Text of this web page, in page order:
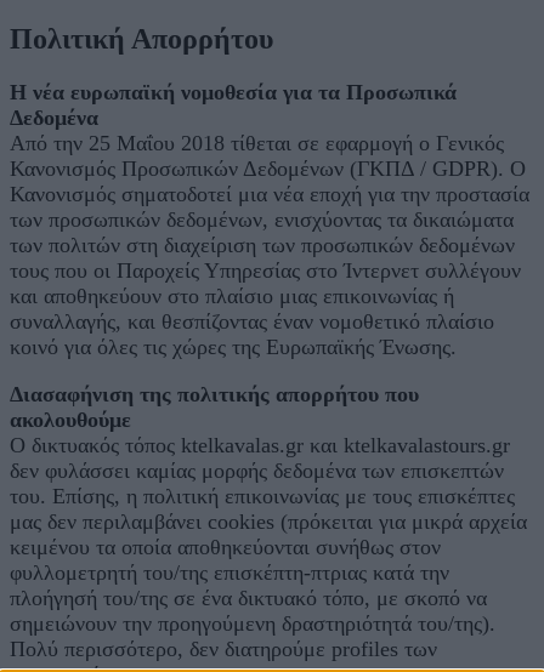
Πολιτική Απορρήτου
Η νέα ευρωπαϊκή νομοθεσία για τα Προσωπικά
Δεδομένα
Από την 25 Μαΐου 2018 τίθεται σε εφαρμογή ο Γενικός
Κανονισμός Προσωπικών Δεδομένων (ΓΚΠΔ / GDPR). Ο
Κανονισμός σηματοδοτεί μια νέα εποχή για την προστασία
των προσωπικών δεδομένων, ενισχύοντας τα δικαιώματα
των πολιτών στη διαχείριση των προσωπικών δεδομένων
τους που οι Παροχείς Υπηρεσίας στο Ίντερνετ συλλέγουν
και αποθηκεύουν στο πλαίσιο μιας επικοινωνίας ή
συναλλαγής, και θεσπίζοντας έναν νομοθετικό πλαίσιο
κοινό για όλες τις χώρες της Ευρωπαϊκής Ένωσης.
Διασαφήνιση της πολιτικής απορρήτου που
ακολουθούμε
Ο δικτυακός τόπος ktelkavalas.gr και ktelkavalastours.gr
δεν φυλάσσει καμίας μορφής δεδομένα των επισκεπτών
του. Επίσης, η πολιτική επικοινωνίας με τους επισκέπτες
μας δεν περιλαμβάνει cookies (πρόκειται για μικρά αρχεία
κειμένου τα οποία αποθηκεύονται συνήθως στον
φυλλομετρητή του/της επισκέπτη-πτριας κατά την
πλοήγησή του/της σε ένα δικτυακό τόπο, με σκοπό να
σημειώνουν την προηγούμενη δραστηριότητά του/της).
Πολύ περισσότερο, δεν διατηρούμε profiles των